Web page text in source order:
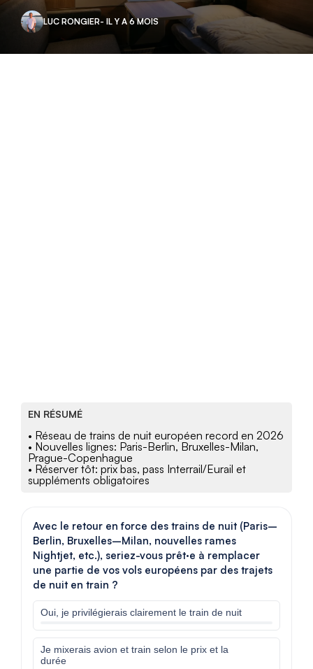
LUC RONGIER- IL Y A 6 MOIS
EN RÉSUMÉ
• Réseau de trains de nuit européen record en 2026
• Nouvelles lignes: Paris-Berlin, Bruxelles-Milan,
Prague-Copenhague
• Réserver tôt: prix bas, pass Interrail/Eurail et
suppléments obligatoires
Avec le retour en force des trains de nuit (Paris–
Berlin, Bruxelles–Milan, nouvelles rames
Nightjet, etc.), seriez-vous prêt·e à remplacer
une partie de vos vols européens par des trajets
de nuit en train ?
Oui, je privilégierais clairement le train de nuit
Je mixerais avion et train selon le prix et la
durée